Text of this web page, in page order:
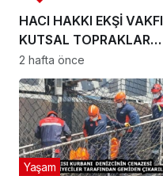
HACI HAKKI EKŞİ VAKFI
KUTSAL TOPRAKLARA
70 KİŞİ GÖNDERDİ
2 hafta önce
Yaşam